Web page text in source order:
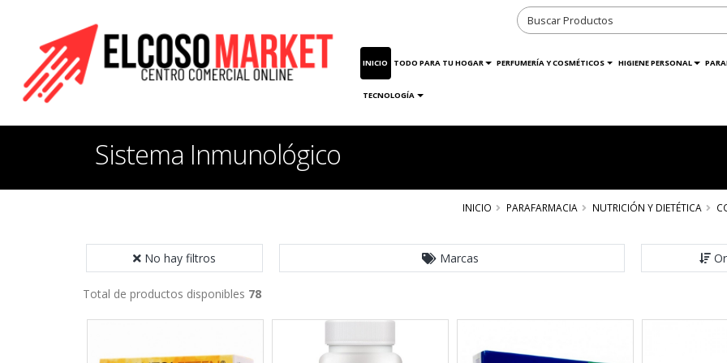
INICIO TODO PARA TU HOGAR PERFUMERÍA Y COSMÉTICOS HIGIENE PERSONAL
TECNOLOGÍA
Sistema Inmunológico
INICIO PARAFARMACIA NUTRICIÓN Y DIETÉTICA
No hay filtros Marcas
Total de productos disponibles 78